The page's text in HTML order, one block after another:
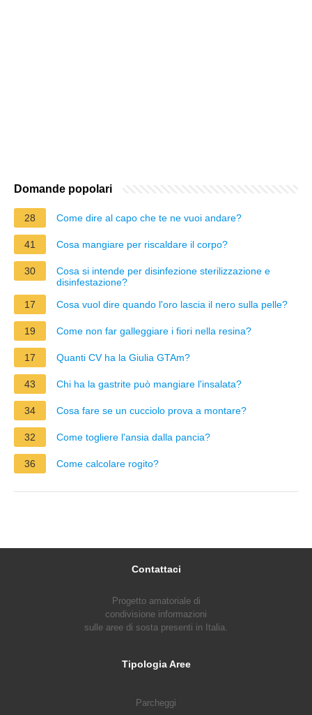
Domande popolari
28 Come dire al capo che te ne vuoi andare?
41 Cosa mangiare per riscaldare il corpo?
30
Cosa si intende per disinfezione sterilizzazione e
disinfestazione?
17
Cosa vuol dire quando l'oro lascia il nero sulla pelle?
19 Come non far galleggiare i fiori nella resina?
17 Quanti CV ha la Giulia GTAm?
43 Chi ha la gastrite può mangiare l'insalata?
34 Cosa fare se un cucciolo prova a montare?
32 Come togliere l'ansia dalla pancia?
36 Come calcolare rogito?
Contattaci
Progetto amatoriale di
condivisione informazioni
sulle aree di sosta presenti in Italia.
Tipologia Aree
Parcheggi